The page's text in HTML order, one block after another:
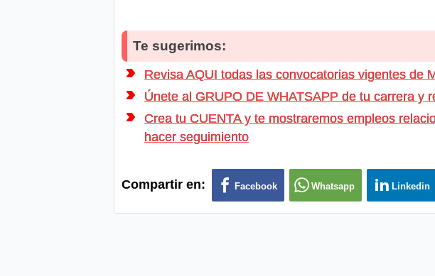
Te sugerimos:
Revisa AQUI todas las convocatorias vigentes de
Únete al GRUPO DE WHATSAPP de tu carrera y
Crea tu CUENTA y te mostraremos empleos
hacer seguimiento
Compartir en: Facebook Whatsapp Linkedin